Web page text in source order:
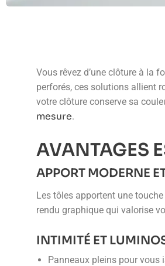
Vous rêvez d’une clôture à la
perforés, ces solutions allient
votre clôture conserve sa
mesure.
AVANTAGES
APPORT MODERNE
Les tôles apportent une
rendu graphique qui valorise
INTIMITÉ ET
Panneaux pleins pour vous